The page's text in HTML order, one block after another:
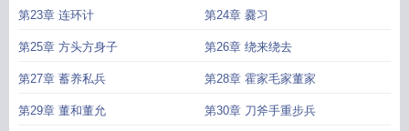
第23章 连环计 第24章 爨习
第25章 方头方身子 第26章 绕来绕去
第27章 蓄养私兵 第28章 霍家毛家董家
第29章 董和董允 第30章 刀斧手重步兵